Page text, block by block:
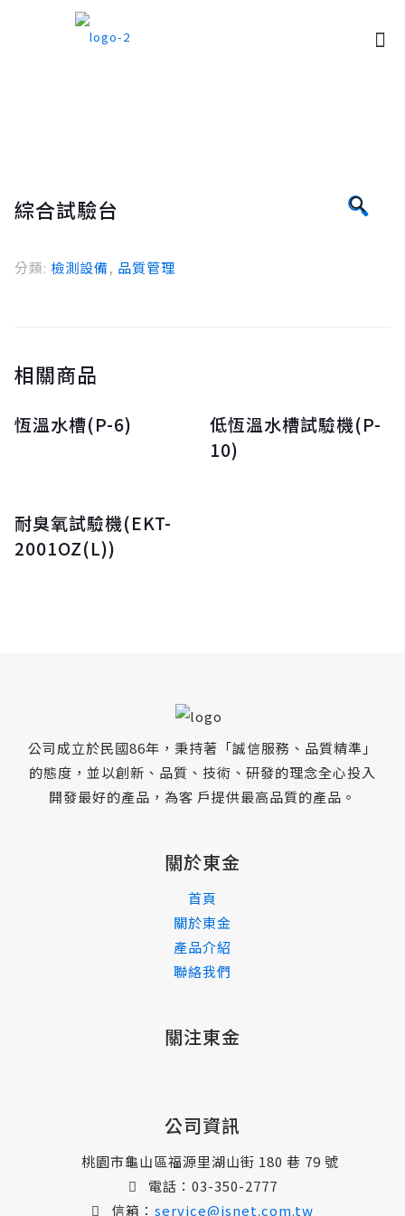
🔍
綜合試驗台
分類: 檢測設備, 品質管理
相關商品
恆溫水槽(P-6)
低恆溫水槽試驗機(P-
10)
耐臭氧試驗機(EKT-
2001OZ(L))
公司成立於民國86年，秉持著「誠信服務、品質精準」
的態度，並以創新、品質、技術、研發的理念全心投入
開發最好的產品，為客 戶提供最高品質的產品。
關於東金
首頁
關於東金
產品介紹
聯絡我們
關注東金
公司資訊
桃園市龜山區福源里湖山街 180 巷 79 號
電話： 03-350-2777
信箱： service@jsnet.com.tw